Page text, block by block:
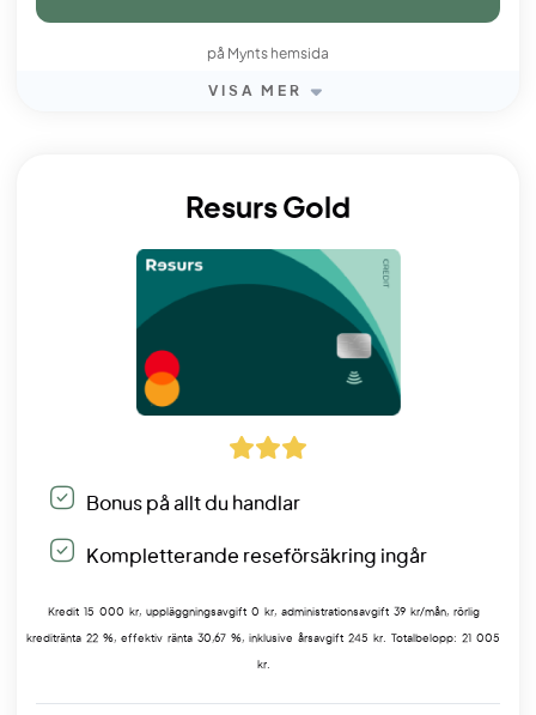
på Mynts hemsida
VISA MER
Resurs Gold
Bonus på allt du handlar
Kompletterande reseförsäkring ingår
Kredit 15 000 kr, uppläggningsavgift 0 kr, administrationsavgift 39 kr/mån, rörlig
kreditränta 22 %, effektiv ränta 30,67 %, inklusive årsavgift 245 kr. Totalbelopp: 21 005
kr.